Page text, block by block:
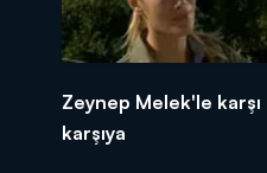
Zeynep Melek'le karşı
karşıya